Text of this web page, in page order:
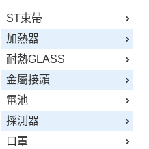
分流器
電磁石
端子台/短路片
複合端子台
比流器
感測器
粉位計
ST束帶
加熱器
耐熱GLASS
金屬接頭
電池
採測器
口罩